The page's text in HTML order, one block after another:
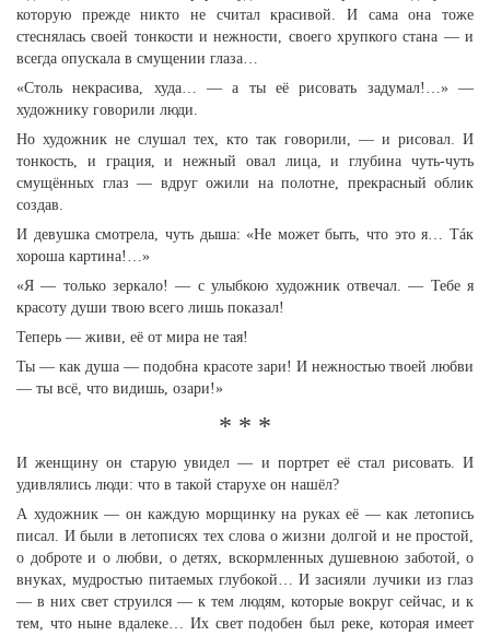
которую прежде никто не считал красивой. И сама она тоже
стеснялась своей тонкости и нежности, своего хрупкого стана — и
всегда опускала в смущении глаза…
«Столь некрасива, худа… — а ты её рисовать задумал!…» —
художнику говорили люди.
Но художник не слушал тех, кто так говорили, — и рисовал. И
тонкость, и грация, и нежный овал лица, и глубина чуть-чуть
смущённых глаз — вдруг ожили на полотне, прекрасный облик
создав.
И девушка смотрела, чуть дыша: «Не может быть, что это я… Тáк
хороша картина!…»
«Я — только зеркало! — с улыбкою художник отвечал. — Тебе я
красоту души твою всего лишь показал!
Теперь — живи, её от мира не тая!
Ты — как душа — подобна красоте зари! И нежностью твоей любви
— ты всё, что видишь, озари!»
* * *
И женщину он старую увидел — и портрет её стал рисовать. И
удивлялись люди: что в такой старухе он нашёл?
А художник — он каждую морщинку на руках её — как летопись
писал. И были в летописях тех слова о жизни долгой и не простой,
о доброте и о любви, о детях, вскормленных душевною заботой, о
внуках, мудростью питаемых глубокой… И засияли лучики из глаз
— в них свет струился — к тем людям, которые вокруг сейчас, и к
тем, что ныне вдалеке… Их свет подобен был реке, которая имеет